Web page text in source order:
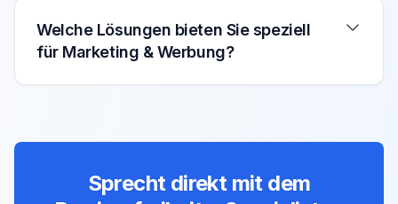
Welche Lösungen bieten Sie speziell
für Marketing & Werbung?
Sprecht direkt mit dem